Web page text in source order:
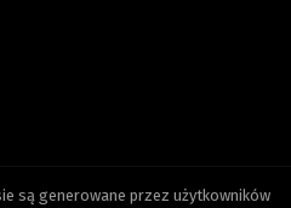
są generowane przez użytkowników